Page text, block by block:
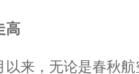
高
以来，无论是春秋